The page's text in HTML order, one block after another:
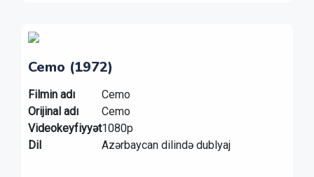
Cemo (1972)
Filmin adı
Cemo
Orijinal adı
Cemo
Videokeyfiyyət1080p
Dil
Azərbaycan dilində dublyaj